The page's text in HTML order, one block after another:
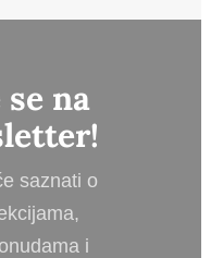
na
saznati o
i